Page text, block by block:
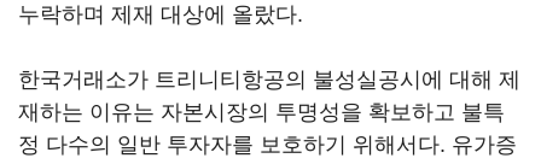
누락하며 제재 대상에 올랐다.
한국거래소가 트리니티항공의 불성실공시에 대해 제
재하는 이유는 자본시장의 투명성을 확보하고 불특
정 다수의 일반 투자자를 보호하기 위해서다. 유가증